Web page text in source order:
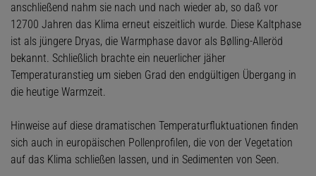
anschließend nahm sie nach und nach wieder ab, so daß vor
12700 Jahren das Klima erneut eiszeitlich wurde. Diese Kaltphase
ist als jüngere Dryas, die Warmphase davor als Bølling-Alleröd
bekannt. Schließlich brachte ein neuerlicher jäher
Temperaturanstieg um sieben Grad den endgültigen Übergang in
die heutige Warmzeit.
Hinweise auf diese dramatischen Temperaturfluktuationen finden
sich auch in europäischen Pollenprofilen, die von der Vegetation
auf das Klima schließen lassen, und in Sedimenten von Seen.